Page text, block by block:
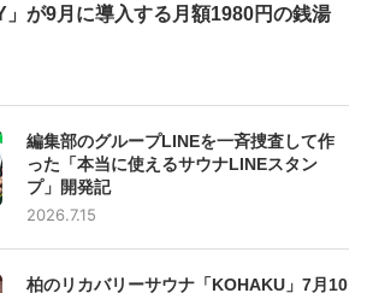
が9月に導入する月額1980円の銭湯
編集部のグループLINEを一斉捜査して作
った「本当に使えるサウナLINEスタン
プ」開発記
2026.7.15
柏のリカバリーサウナ「KOHAKU」7月10